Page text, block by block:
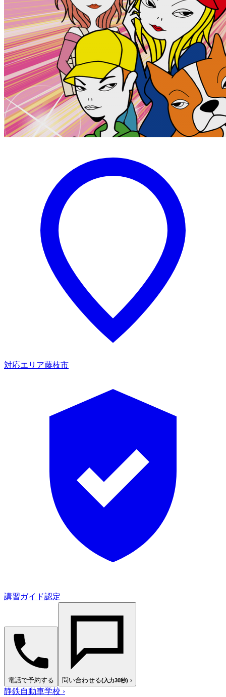
対応エリア藤枝市
講習ガイド認定
電話で予約する 問い合わせる(入力30秒) ›
静鉄自動車学校 ›